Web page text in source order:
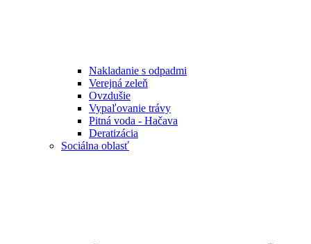
Nakladanie s odpadmi
Verejná zeleň
Ovzdušie
Vypaľovanie trávy
Pitná voda - Hačava
Deratizácia
Sociálna oblasť